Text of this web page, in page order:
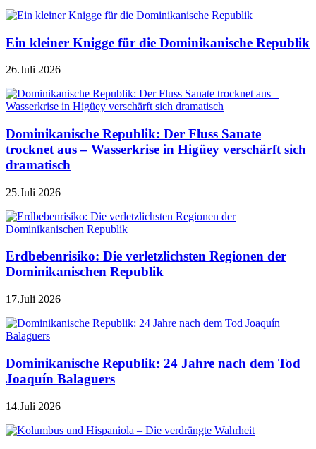
Ein kleiner Knigge für die Dominikanische Republik
26.Juli 2026
Dominikanische Republik: Der Fluss Sanate
trocknet aus – Wasserkrise in Higüey verschärft sich
dramatisch
25.Juli 2026
Erdbebenrisiko: Die verletzlichsten Regionen der
Dominikanischen Republik
17.Juli 2026
Dominikanische Republik: 24 Jahre nach dem Tod
Joaquín Balaguers
14.Juli 2026